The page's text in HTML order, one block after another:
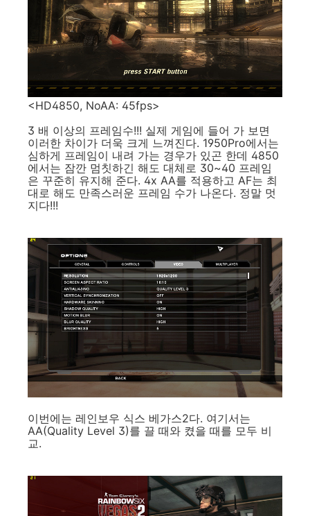
<HD4850, NoAA: 45fps>
3 배 이상의 프레임수!!! 실제 게임에 들어 가 보면
이러한 차이가 더욱 크게 느껴진다. 1950Pro에서는
심하게 프레임이 내려 가는 경우가 있곤 한데 4850
에서는 잠깐 멈칫하긴 해도 대체로 30~40 프레임
은 꾸준히 유지해 준다. 4x AA를 적용하고 AF는 최
대로 해도 만족스러운 프레임 수가 나온다. 정말 멋
지다!!!
이번에는 레인보우 식스 베가스2다. 여기서는
AA(Quality Level 3)를 끌 때와 켰을 때를 모두 비
교.